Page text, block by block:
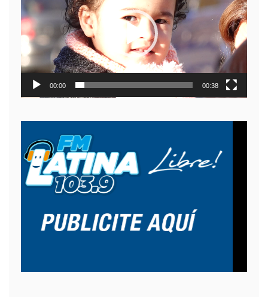
video
00:00 00:38